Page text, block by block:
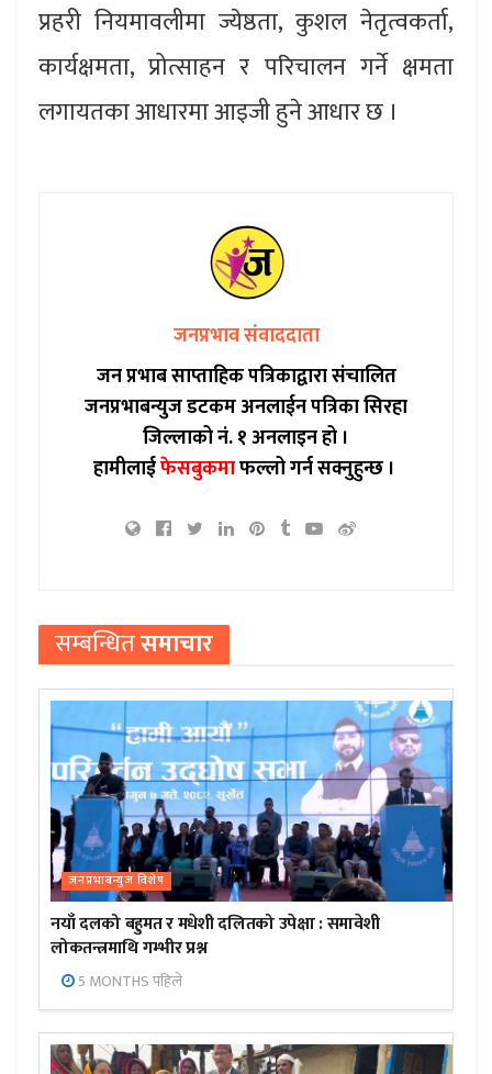
प्रहरी नियमावलीमा ज्येष्ठता, कुशल नेतृत्वकर्ता,
कार्यक्षमता, प्रोत्साहन र परिचालन गर्ने क्षमता
लगायतका आधारमा आइजी हुने आधार छ ।
जनप्रभाव संवाददाता
जन प्रभाब साप्ताहिक पत्रिकाद्वारा संचालित
जनप्रभाबन्युज डटकम अनलाईन पत्रिका सिरहा
जिल्लाको नं. १ अनलाइन हो ।
हामीलाईफेसबुकमाफल्लो गर्न सक्नुहुन्छ ।
सम्बन्धितसमाचार
जनप्रभाबन्युज विशेष
नयाँ दलको बहुमत र मधेशी दलितको उपेक्षा : समावेशी
लोकतन्त्रमाथि गम्भीर प्रश्न
5 MONTHS पहिले